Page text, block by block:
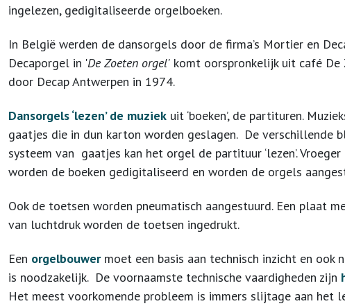
ingelezen, gedigitaliseerde orgelboeken.
In België werden de dansorgels door de firma’s Mortier en
Decaporgel in 'De Zoeten orgel' komt oorspronkelijk uit café De
door Decap Antwerpen in 1974.
Dansorgels ‘lezen’ de muziek uit ‘boeken’, de partituren.
gaatjes die in dun karton worden geslagen. De verschillende
systeem van gaatjes kan het orgel de partituur ‘lezen’.
worden de boeken gedigitaliseerd en worden de orgels
Ook de toetsen worden pneumatisch aangestuurd. Een plaat
van luchtdruk worden de toetsen ingedrukt.
Een orgelbouwermoet een basis aan technisch inzicht en ook
is noodzakelijk. De voornaamste technische vaardigheden zijn
Het meest voorkomende probleem is immers slijtage aan